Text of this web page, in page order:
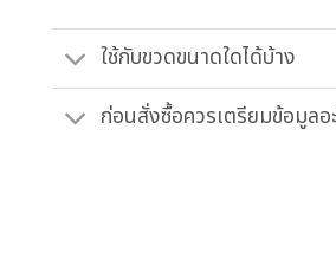
ใช้กับขวดขนาดใดได้บ้าง
ก่อนสั่งซื้อควรเตรียมข้อมูลอ